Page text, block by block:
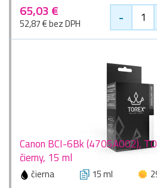
65,03 €
52,87 € bez DPH -
Canon BCI-6Bk (4705A002),
čierny, 15 ml
čierna 15 ml